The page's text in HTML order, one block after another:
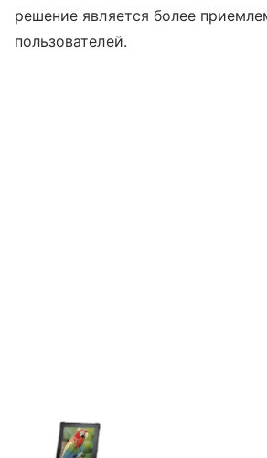
решение является более
пользователей.